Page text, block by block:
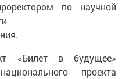
по научной
«Билет в будущее»
проекта